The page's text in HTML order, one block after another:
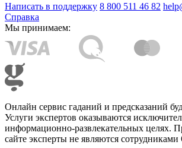
Написать в поддержку 8 800 511 46 82
Справка
Мы принимаем:
Онлайн сервис гаданий и предсказаний
Услуги экспертов оказываются
информационно-развлекательных целях.
сайте эксперты не являются сотрудниками